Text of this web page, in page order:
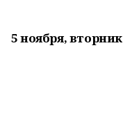
5 ноября, вторник